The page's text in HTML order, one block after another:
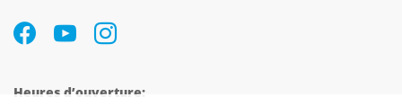
Heures d’ouverture: